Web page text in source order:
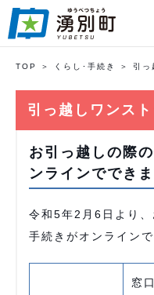
TOP くらし･手続き 引っ
引っ越しワンス
お引っ越しの際
ンラインででき
令和5年2月6日より
手続きがオンライン
窓